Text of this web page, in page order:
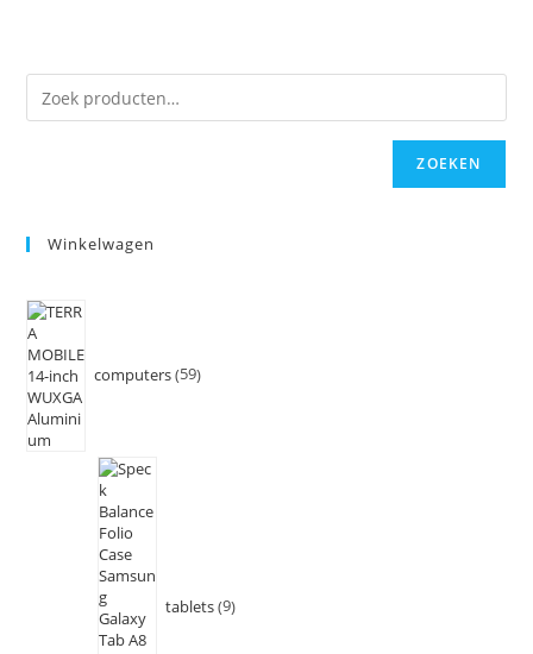
ZOEKEN
Winkelwagen
computers 59
tablets 9